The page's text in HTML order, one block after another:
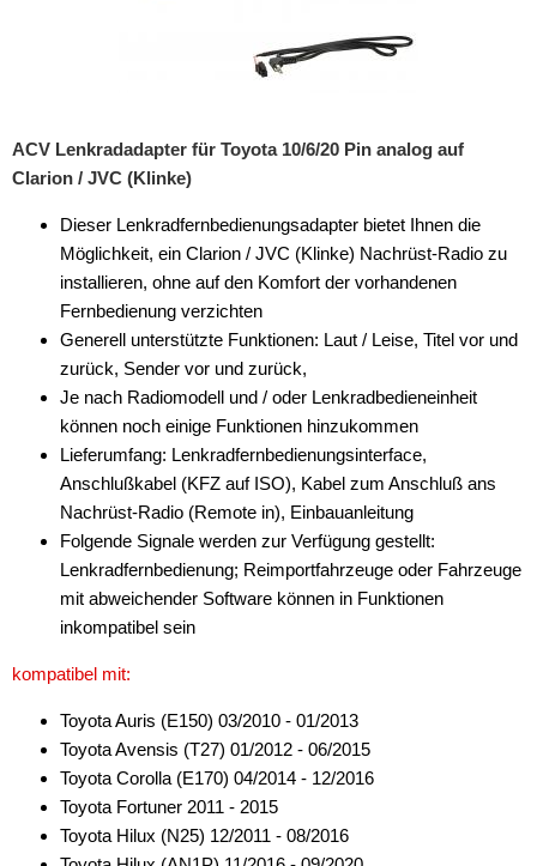
JVC
Kienzle
Multilead
Pioneer
Snooper
Sony
Universal
VDO
XZent
Zenec
für Valtra
für Volvo
für VW
Universal
ACV Lenkradadapter für Toyota 10/6/20 Pin analog auf
Clarion / JVC (Klinke)
Dieser Lenkradfernbedienungsadapter bietet Ihnen die
Möglichkeit, ein Clarion / JVC (Klinke) Nachrüst-Radio zu
installieren, ohne auf den Komfort der vorhandenen
Fernbedienung verzichten
Generell unterstützte Funktionen: Laut / Leise, Titel vor und
zurück, Sender vor und zurück,
Je nach Radiomodell und / oder Lenkradbedieneinheit
können noch einige Funktionen hinzukommen
Lieferumfang: Lenkradfernbedienungsinterface,
Anschlußkabel (KFZ auf ISO), Kabel zum Anschluß ans
Nachrüst-Radio (Remote in), Einbauanleitung
Folgende Signale werden zur Verfügung gestellt:
Lenkradfernbedienung; Reimportfahrzeuge oder Fahrzeuge
mit abweichender Software können in Funktionen
inkompatibel sein
kompatibel mit:
Toyota Auris (E150) 03/2010 - 01/2013
Toyota Avensis (T27) 01/2012 - 06/2015
Toyota Corolla (E170) 04/2014 - 12/2016
Toyota Fortuner 2011 - 2015
Toyota Hilux (N25) 12/2011 - 08/2016